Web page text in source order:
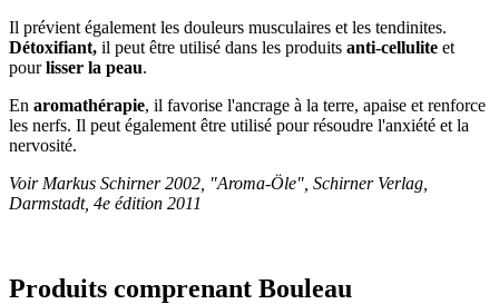
Il prévient également les douleurs musculaires et les tendinites.
Détoxifiant, il peut être utilisé dans les produits anti-cellulite et
pourlisser la peau.
En aromathérapie, il favorise l'ancrage à la terre, apaise et renforce
les nerfs. Il peut également être utilisé pour résoudre l'anxiété et la
nervosité.
Voir Markus Schirner 2002, "Aroma-Öle", Schirner Verlag,
Darmstadt, 4e édition 2011
Produits comprenant Bouleau